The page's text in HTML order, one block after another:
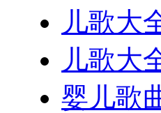
儿歌大
儿歌大
婴儿歌